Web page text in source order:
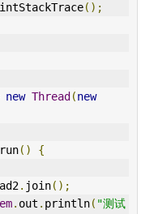
();
new Thread (new
run()
{
thread2
. join();
. out . println( "测试